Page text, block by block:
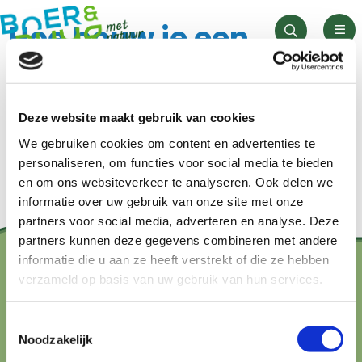
Deze website maakt gebruik van cookies
We gebruiken cookies om content en advertenties te
personaliseren, om functies voor social media te bieden
en om ons websiteverkeer te analyseren. Ook delen we
informatie over uw gebruik van onze site met onze
partners voor social media, adverteren en analyse. Deze
partners kunnen deze gegevens combineren met andere
informatie die u aan ze heeft verstrekt of die ze hebben
verzameld op basis van uw gebruik van hun services.
Noodzakelijk
Zoeken
Hoe bouw je een
community?
Geschreven doorJacey Thurston
het herstel van
biodiversiteit
Gepost op 23 mei 2025 te 2:44 pm.
Geschreven doorJacey Thurston
Hoe de aanpak van
een bank
toekomstperspectief
biedt
Gepost op 14 januari 2025 te 5:43 pm.
Contact?